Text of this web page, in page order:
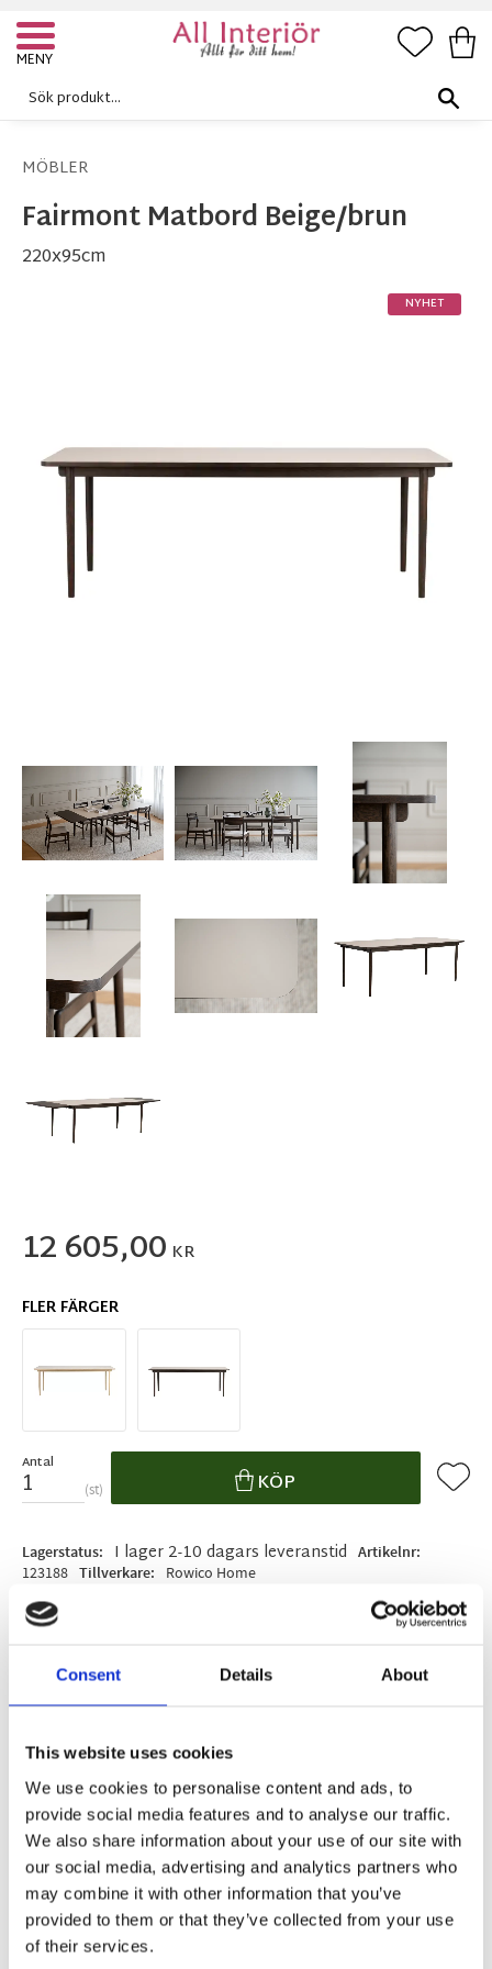
Consent Details About
This website uses cookies
We use cookies to personalise content and ads, to
provide social media features and to analyse our traffic.
We also share information about your use of our site with
our social media, advertising and analytics partners who
may combine it with other information that you’ve
provided to them or that they’ve collected from your use
of their services.
Meny
MÖBLER
Fairmont Matbord Beige/brun
220x95cm
NYHET
12 605,00 KR
FLER FÄRGER
Antal
st KÖP Lägg
Lagerstatus I lager 2-10 dagars leveranstid Artikelnr
123188 Tillverkare Rowico Home
Enkel betalning med Klarna
Fairmount är ett elegant matbord i brun ek med
en nätt och luftig design. Bordsskivan är i
slitstarkt högtryckslaminat, vilket gör den
reptålig och motståndskraftig mot väta – perfekt
för både livet i vardagen och festliga